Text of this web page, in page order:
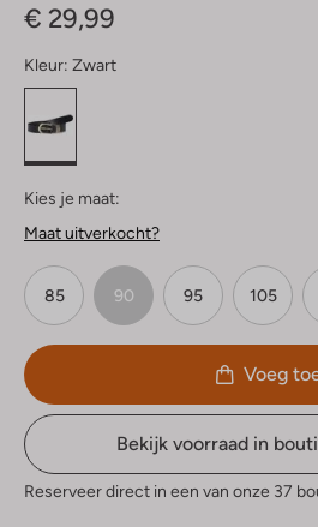
€ 29,99
Kleur: Zwart
Kies je maat:
Maat uitverkocht?
85 90 95 105
Voeg
Bekijk voorraad in
Reserveer direct in een van onze 37